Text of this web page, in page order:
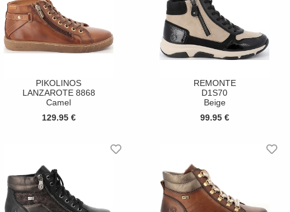
PIKOLINOS
LANZAROTE 8868
Camel
129.95 €
REMONTE
D1S70
Beige
99.95 €